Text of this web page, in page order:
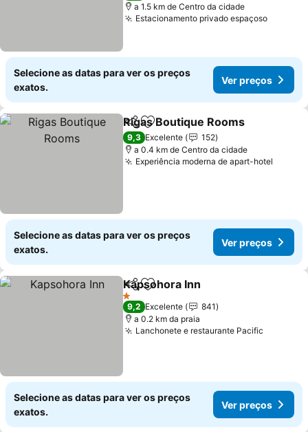
a 1.5 km de Centro da cidade
Estacionamento privado espaçoso
Selecione as datas para ver os preços
exatos.
Ver preços
PartilharAdicionar aos favoritos
Rigas Boutique Rooms
9,3 Excelente
152
a 0.4 km de Centro da cidade
Experiência moderna de apart-hotel
Selecione as datas para ver os preços
exatos.
Ver preços
PartilharAdicionar aos favoritos
Kapsohora Inn
1 Estrelas
9,2 Excelente
841
a 0.2 km da praia
Lanchonete e restaurante Pacific
Selecione as datas para ver os preços
exatos.
Ver preços